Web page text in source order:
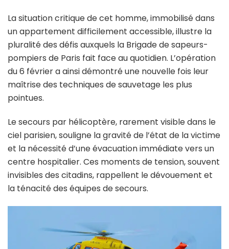
La situation critique de cet homme, immobilisé dans
un appartement difficilement accessible, illustre la
pluralité des défis auxquels la Brigade de sapeurs-
pompiers de Paris fait face au quotidien. L’opération
du 6 février a ainsi démontré une nouvelle fois leur
maîtrise des techniques de sauvetage les plus
pointues.
Le secours par hélicoptère, rarement visible dans le
ciel parisien, souligne la gravité de l’état de la victime
et la nécessité d’une évacuation immédiate vers un
centre hospitalier. Ces moments de tension, souvent
invisibles des citadins, rappellent le dévouement et
la ténacité des équipes de secours.